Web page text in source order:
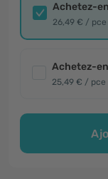
Achetez-
26,49 € / pce
Achetez-
25,49 € / pce